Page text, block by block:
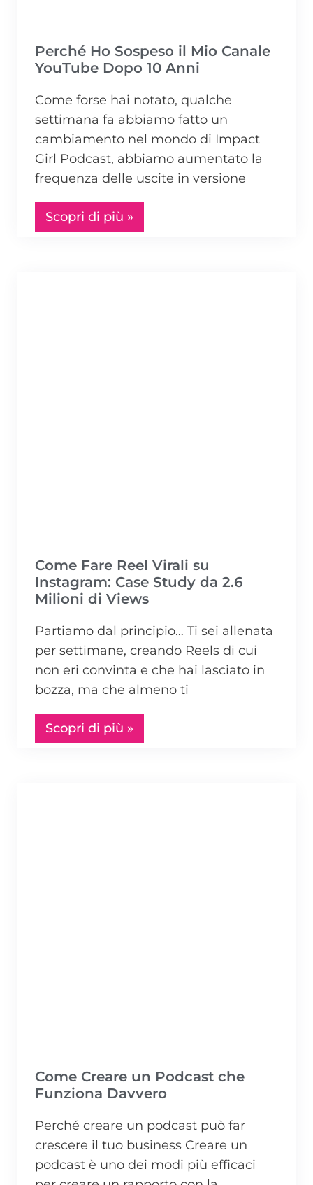
Perché Ho Sospeso il Mio Canale
YouTube Dopo 10 Anni
Come forse hai notato, qualche
settimana fa abbiamo fatto un
cambiamento nel mondo di Impact
Girl Podcast, abbiamo aumentato la
frequenza delle uscite in versione
Scopri di più »
Come Fare Reel Virali su
Instagram: Case Study da 2.6
Milioni di Views
Partiamo dal principio… Ti sei allenata
per settimane, creando Reels di cui
non eri convinta e che hai lasciato in
bozza, ma che almeno ti
Scopri di più »
Come Creare un Podcast che
Funziona Davvero
Perché creare un podcast può far
crescere il tuo business Creare un
podcast è uno dei modi più efficaci